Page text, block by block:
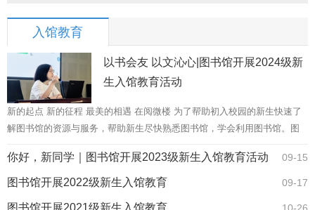
入馆教育
以书会友 以文沁心|图书馆开展2024级新
生入馆教育活动
新的起点 新的征程 最美的相遇 在阅微楼 为了帮助初入校园的新生快速了
解图书馆的资源与服务，帮助新生尽快熟悉图书馆，学会利用图书馆。图
对...
09-15
你好，新同学｜图书馆开展2023级新生入馆教育活动
09-17
图书馆开展2022级新生入馆教育
10-26
图书馆开展2021级新生入馆教育